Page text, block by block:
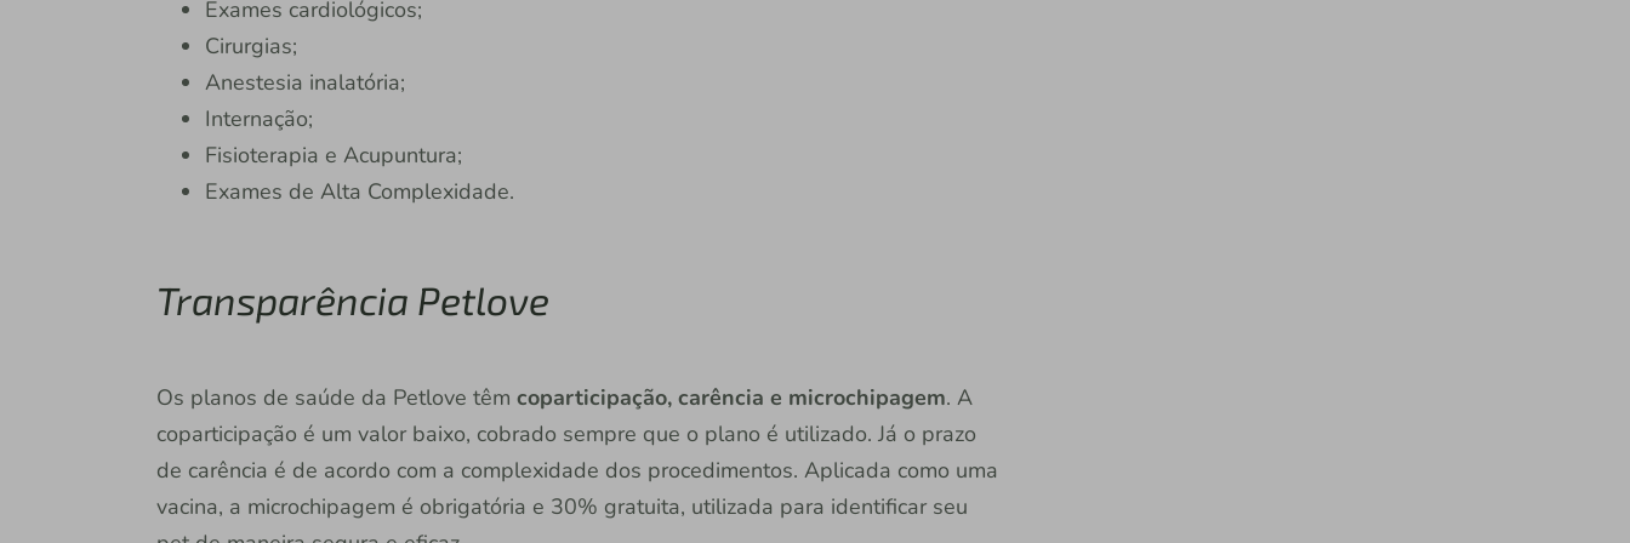
Exames cardiológicos;
Cirurgias;
Anestesia inalatória;
Internação;
Fisioterapia e Acupuntura;
Exames de Alta Complexidade.
Transparência Petlove
Os planos de saúde da Petlove têm coparticipação, carência e microchipagem. A
coparticipação é um valor baixo, cobrado sempre que o plano é utilizado. Já o prazo
de carência é de acordo com a complexidade dos procedimentos. Aplicada como uma
vacina, a microchipagem é obrigatória e 30% gratuita, utilizada para identificar seu